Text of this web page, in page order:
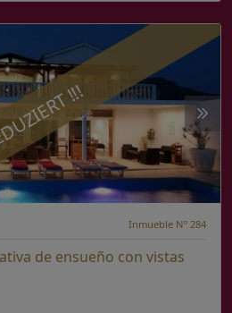
!!!
Inmueble Nº 284
de ensueño con vistas